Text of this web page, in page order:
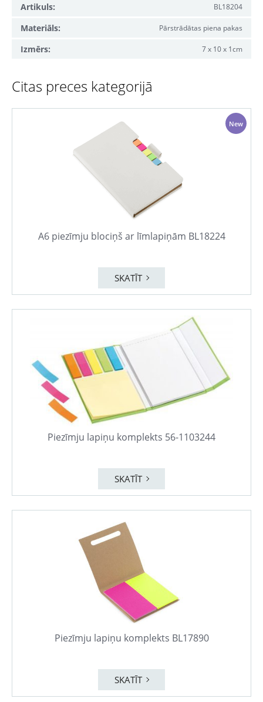
Artikuls: BL18204
Materiāls: Pārstrādātas piena pakas
Izmērs: 7 x 10 x 1cm
Citas preces kategorijā
New
A6 piezīmju blociņš ar līmlapiņām BL18224
SKATĪT
Piezīmju lapiņu komplekts 56-1103244
SKATĪT
Piezīmju lapiņu komplekts BL17890
SKATĪT